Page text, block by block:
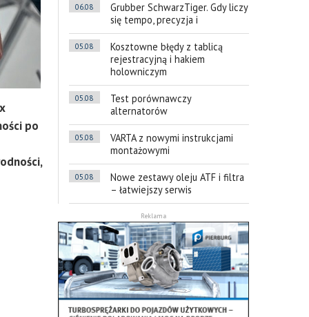
po
06.08
Grubber SchwarzTiger. Gdy liczy
się tempo, precyzja i
05.08
Kosztowne błędy z tablicą
rejestracyjną i hakiem
holowniczym
05.08
Test porównawczy
alternatorów
05.08
VARTA z nowymi instrukcjami
montażowymi
05.08
Nowe zestawy oleju ATF i filtra
– łatwiejszy serwis
Reklama